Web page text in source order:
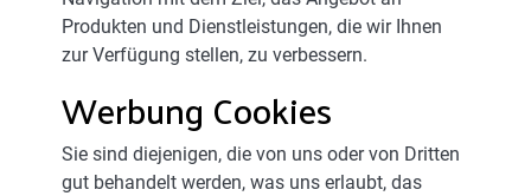
Produkten und Dienstleistungen, die wir Ihnen
zur Verfügung stellen, zu verbessern.
Werbung Cookies
Sie sind diejenigen, die von uns oder von Dritten
gut behandelt werden, was uns erlaubt, das